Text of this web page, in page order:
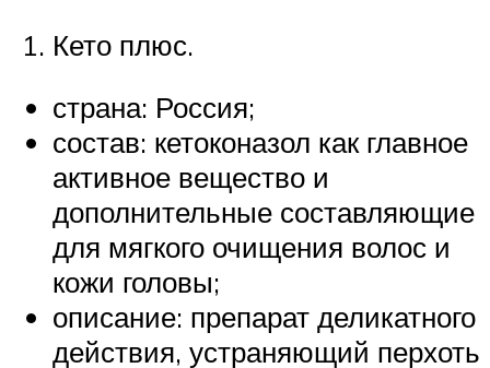
Кето плюс.
страна: Россия;
состав: кетоконазол как главное
активное вещество и
дополнительные составляющие
для мягкого очищения волос и
кожи головы;
описание: препарат деликатного
действия, устраняющий перхоть